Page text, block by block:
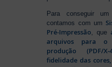
Para conseguir um
contamos com um
Pré-Impressão , que
arquivos para
produção (PDF/X-
fidelidade das